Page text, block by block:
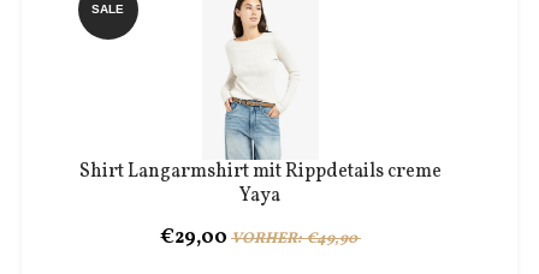
Shirt Langarmshirt mit Rippdetails creme
Yaya
SALE
€29,00 VORHER: €49,90